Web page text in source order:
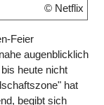
© Netflix
Feier
augenblicklich
heute nicht
hat
begibt sich